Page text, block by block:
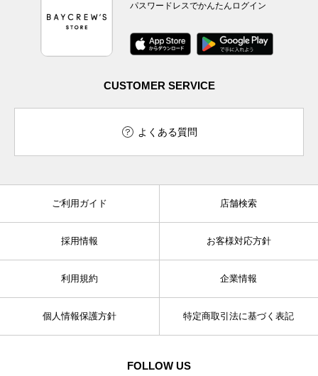
パスワードレスでかんたんログイン
CUSTOMER SERVICE
よくある質問
ご利用ガイド 店舗検索
採用情報 お客様対応方針
利用規約 企業情報
個人情報保護方針 特定商取引法に基づく表記
FOLLOW US